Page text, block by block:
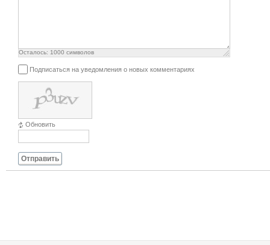
Осталось: 1000 символов
Подписаться на уведомления о новых комментариях
Обновить
Отправить